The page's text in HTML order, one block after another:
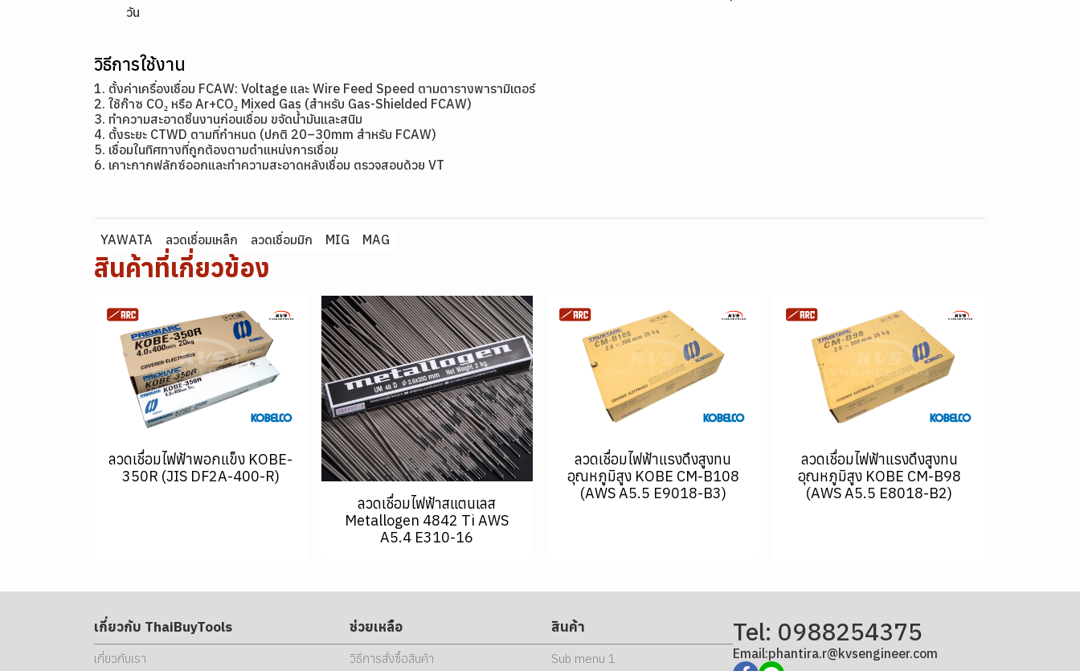
วัน
วิธีการใช้งาน
1. ตั้งค่าเครื่องเชื่อม FCAW: Voltage และ Wire Feed Speed ตามตารางพารามิเตอร์
2. ใช้ก๊าซ CO₂ หรือ Ar+CO₂ Mixed Gas (สำหรับ Gas-Shielded FCAW)
3. ทำความสะอาดชิ้นงานก่อนเชื่อม ขจัดน้ำมันและสนิม
4. ตั้งระยะ CTWD ตามที่กำหนด (ปกติ 20–30mm สำหรับ FCAW)
5. เชื่อมในทิศทางที่ถูกต้องตามตำแหน่งการเชื่อม
6. เคาะกากฟลักซ์ออกและทำความสะอาดหลังเชื่อม ตรวจสอบด้วย VT
YAWATA ลวดเชื่อมเหล็ก ลวดเชื่อมมิก MIG MAG
สินค้าที่เกี่ยวข้อง
ลวดเชื่อมไฟฟ้าพอกแข็ง KOBE-
350R (JIS DF2A-400-R)
ลวดเชื่อมไฟฟ้าสแตนเลส
Metallogen 4842 Ti AWS
A5.4 E310-16
ลวดเชื่อมไฟฟ้าแรงดึงสูงทน
อุณหภูมิสูง KOBE CM-B108
(AWS A5.5 E9018-B3)
ลวดเชื่อมไฟฟ้าแรงดึงสูงทน
อุณหภูมิสูง KOBE CM-B98
(AWS A5.5 E8018-B2)
เกี่ยวกับ ThaiBuyTools
เกี่ยวกับเรา
ช่วยเหลือ
วิธีการสั่งซื้อสินค้า
สินค้า
Sub menu 1
Tel: 0988254375
Email:phantira.r@kvsengineer.com